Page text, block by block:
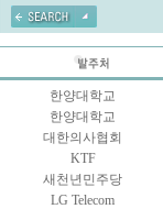
한양대학교
한양대학교
대한의사협회
KTF
새천년민주당
LG Telecom